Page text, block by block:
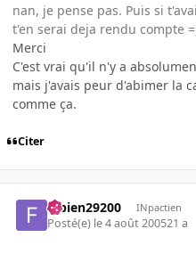
nan, je pense pas. Puis si
t'en serai deja rendu compte
Merci
C'est vrai qu'il n'y a
mais j'avais peur d'abimer la
comme ça.
Citer
fabien29200 INpactien
Posté(e) le 4 août 200521 a